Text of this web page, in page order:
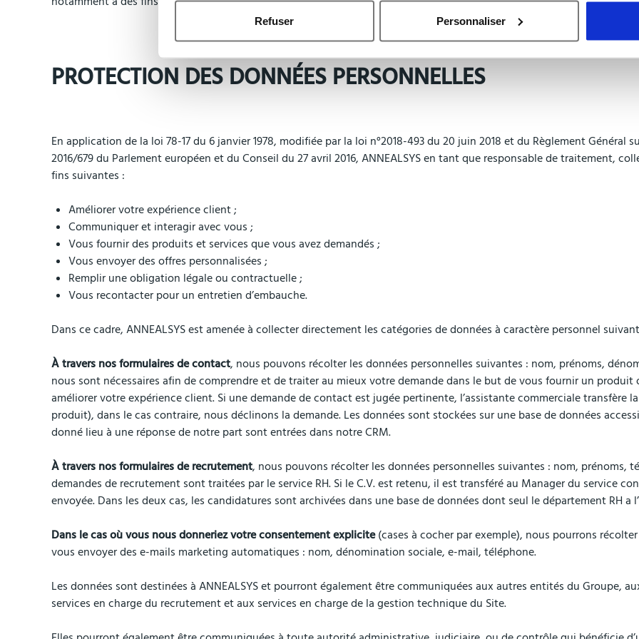
Refuser Personnaliser
PROTECTION DES DONNÉES PERSONNELLES
En application de la loi 78-17 du 6 janvier 1978, modifiée par la loi n°2018-493 du 20 juin 2018 et du Règlement Général
2016/679 du Parlement européen et du Conseil du 27 avril 2016, ANNEALSYS en tant que responsable de traitement,
fins suivantes :
Améliorer votre expérience client ;
Communiquer et interagir avec vous ;
Vous fournir des produits et services que vous avez demandés ;
Vous envoyer des offres personnalisées ;
Remplir une obligation légale ou contractuelle ;
Vous recontacter pour un entretien d’embauche.
Dans ce cadre, ANNEALSYS est amenée à collecter directement les catégories de données à caractère personnel
À travers nos formulaires de contact, nous pouvons récolter les données personnelles suivantes : nom, prénoms,
nous sont nécessaires afin de comprendre et de traiter au mieux votre demande dans le but de vous fournir un
améliorer votre expérience client. Si une demande de contact est jugée pertinente, l’assistante commerciale transfère
produit), dans le cas contraire, nous déclinons la demande. Les données sont stockées sur une base de données
donné lieu à une réponse de notre part sont entrées dans notre CRM.
À travers nos formulaires de recrutement, nous pouvons récolter les données personnelles suivantes : nom, prénoms,
demandes de recrutement sont traitées par le service RH. Si le C.V. est retenu, il est transféré au Manager du service
envoyée. Dans les deux cas, les candidatures sont archivées dans une base de données dont seul le département RH a
Dans le cas où vous nous donneriez votre consentement explicite(cases à cocher par exemple), nous pourrons
vous envoyer des e-mails marketing automatiques : nom, dénomination sociale, e-mail, téléphone.
Les données sont destinées à ANNEALSYS et pourront également être communiquées aux autres entités du Groupe,
services en charge du recrutement et aux services en charge de la gestion technique du Site.